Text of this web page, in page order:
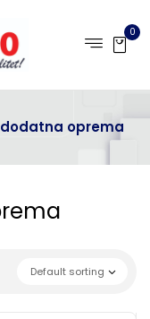
0
oprema
Default sorting